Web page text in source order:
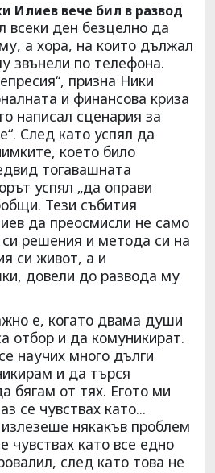
Илиев вече бил в развод
всеки ден безцелно да
а хора, на които дължал
звънели по телефона.
призна Ники
и финансова криза
написал сценария за
След като успял да
което било
тогавашната
успял „да оправи
Тези събития
да преосмисли не само
решения и метода си на
си живот, а и
довели до развода му
е, когато двама души
отбор и да комуникират.
научих много дълги
и да търся
бягам от тях. Егото ми
се чувствах като...
някакъв проблем
чувствах като все едно
след като това не